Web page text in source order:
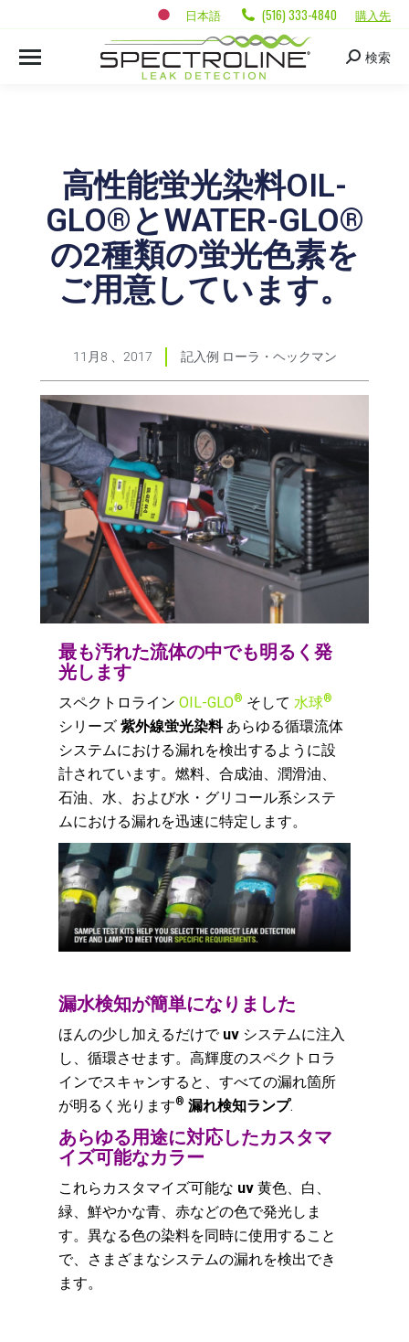
日本語 (516) 333-4840 購入先
検索
高性能蛍光染料OIL-
GLO®とWATER-GLO®
の2種類の蛍光色素を
ご用意しています。
11月8 、2017 記入例 ローラ・ヘックマン
最も汚れた流体の中でも明るく発
光します
スペクトロラインOIL-GLO® そして水球®
シリーズ紫外線蛍光染料あらゆる循環流体
システムにおける漏れを検出するように設
計されています。燃料、合成油、潤滑油、
石油、水、および水・グリコール系システ
ムにおける漏れを迅速に特定します。
漏水検知が簡単になりました
ほんの少し加えるだけで uv システムに注入
し、循環させます。高輝度のスペクトロラ
インでスキャンすると、すべての漏れ箇所
が明るく光ります® 漏れ検知ランプ.
あらゆる用途に対応したカスタマ
イズ可能なカラー
これらカスタマイズ可能な uv 黄色、白、
緑、鮮やかな青、赤などの色で発光しま
す。異なる色の染料を同時に使用すること
で、さまざまなシステムの漏れを検出でき
ます。